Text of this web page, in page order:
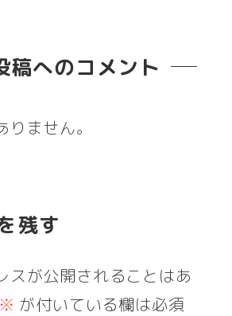
稿へのコメント
ません。
残す
スが公開されることはあ
※ が付いている欄は必須